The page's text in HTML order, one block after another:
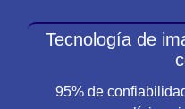
Tecnología de
95% de